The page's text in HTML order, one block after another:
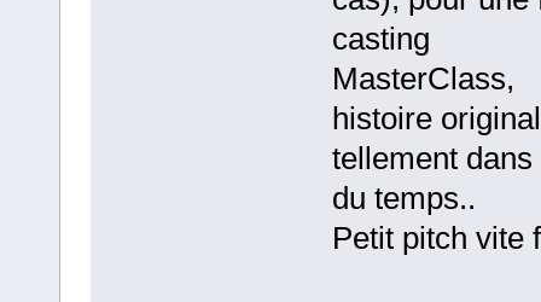
casting
MasterClass,
histoire
tellement dans
du temps..
Petit pitch vite